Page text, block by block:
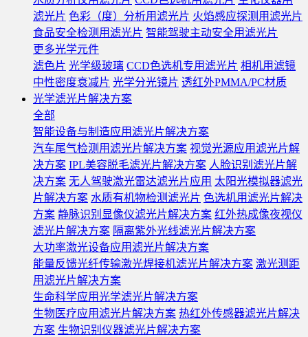
滤光片 色彩（度）分析用滤光片 火焰感应探测用滤光片
食品安全检测用滤光片 智能驾驶主动安全用滤光片
更多光学元件
滤色片 光学级玻璃 CCD色选机专用滤光片 相机用滤镜
中性密度衰减片 光学分光镜片 透红外PMMA/PC材质
光学滤光片解决方案
全部
智能设备与制造应用滤光片解决方案
汽车尾气检测用滤光片解决方案 视觉光源应用滤光片解
决方案 IPL美容脱毛滤光片解决方案 人脸识别滤光片解
决方案 无人驾驶激光雷达滤光片应用 太阳光模拟器滤光
片解决方案 水质有机物检测滤光片 色选机用滤光片解决
方案 静脉识别显像仪滤光片解决方案 红外热成像夜视仪
滤光片解决方案 隔离紫外光线滤光片解决方案
大功率激光设备应用滤光片解决方案
能量反馈光纤传输激光焊接机滤光片解决方案 激光测距
用滤光片解决方案
生命科学应用光学滤光片解决方案
生物医疗应用滤光片解决方案 热红外传感器滤光片解决
方案 生物识别仪器滤光片解决方案